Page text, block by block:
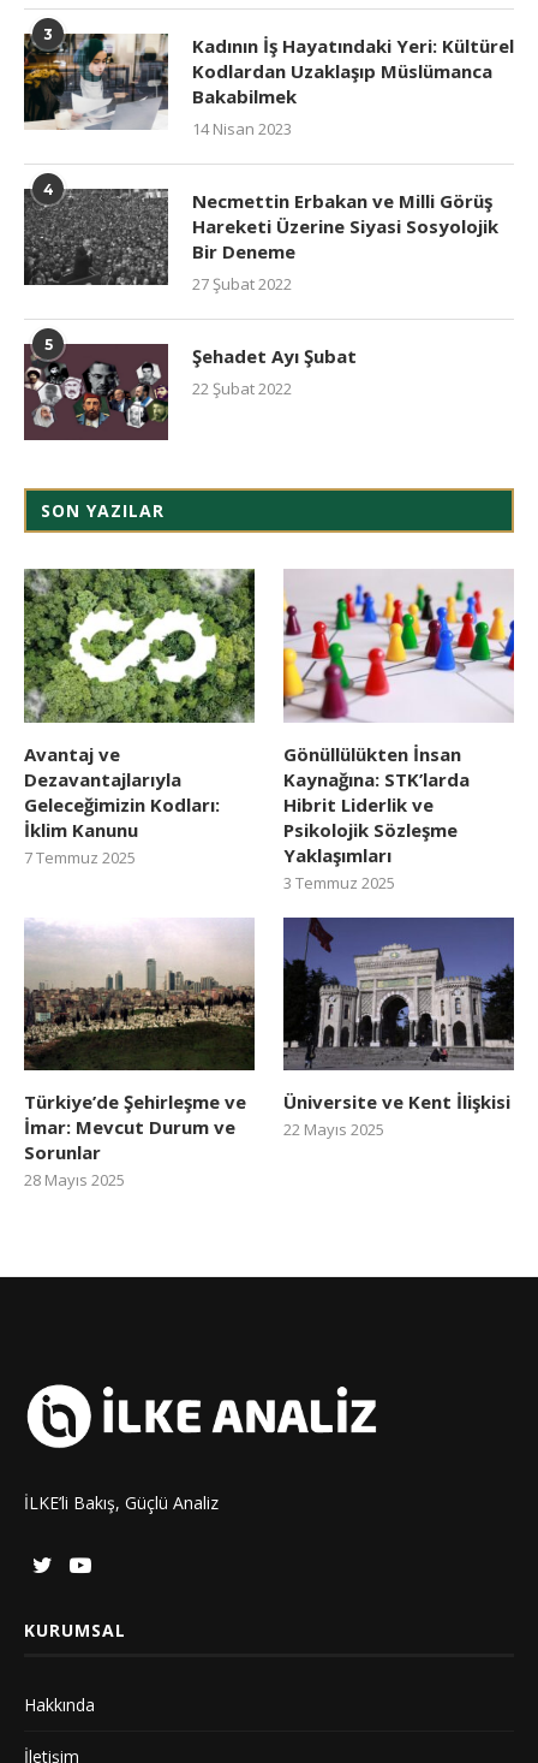
3
Kadının İş Hayatındaki Yeri: Kültürel
Kodlardan Uzaklaşıp Müslümanca
Bakabilmek
14 Nisan 2023
4
Necmettin Erbakan ve Milli Görüş
Hareketi Üzerine Siyasi Sosyolojik
Bir Deneme
27 Şubat 2022
5 Şehadet Ayı Şubat
22 Şubat 2022
SON YAZILAR
Avantaj ve
Dezavantajlarıyla
Geleceğimizin Kodları:
İklim Kanunu
7 Temmuz 2025
Gönüllülükten İnsan
Kaynağına: STK’larda
Hibrit Liderlik ve
Psikolojik Sözleşme
Yaklaşımları
3 Temmuz 2025
Türkiye’de Şehirleşme ve
İmar: Mevcut Durum ve
Sorunlar
28 Mayıs 2025
Üniversite ve Kent İlişkisi
22 Mayıs 2025
İLKE’li Bakış, Güçlü Analiz
KURUMSAL
Hakkında
İletişim